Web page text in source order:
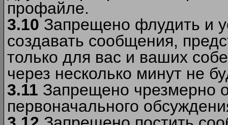
профайле.
3.10 Запрещено флудить и
создавать сообщения,
только для вас и ваших
через несколько минут не
3.11 Запрещено чрезмерно
первоначального